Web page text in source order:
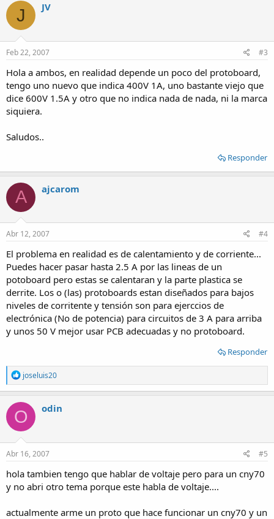
J JV
Feb 22, 2007 #3
Hola a ambos, en realidad depende un poco del protoboard,
tengo uno nuevo que indica 400V 1A, uno bastante viejo que
dice 600V 1.5A y otro que no indica nada de nada, ni la marca
siquiera.
Saludos..
Responder
A ajcarom
Abr 12, 2007 #4
El problema en realidad es de calentamiento y de corriente...
Puedes hacer pasar hasta 2.5 A por las lineas de un
potoboard pero estas se calentaran y la parte plastica se
derrite. Los o (las) protoboards estan diseñados para bajos
niveles de corritente y tensión son para ejerccios de
electrónica (No de potencia) para circuitos de 3 A para arriba
y unos 50 V mejor usar PCB adecuadas y no protoboard.
Responder
R
e
a
c
t
i
o
n
s
joseluis20
O odin
Abr 16, 2007 #5
hola tambien tengo que hablar de voltaje pero para un cny70
y no abri otro tema porque este habla de voltaje....
actualmente arme un proto que hace funcionar un cny70 y un